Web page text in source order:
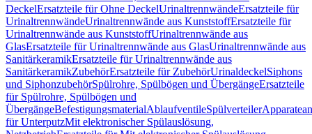
DeckelErsatzteile für Ohne DeckelUrinaltrennwändeErsatzteile für
UrinaltrennwändeUrinaltrennwände aus KunststoffErsatzteile für
Urinaltrennwände aus KunststoffUrinaltrennwände aus
GlasErsatzteile für Urinaltrennwände aus GlasUrinaltrennwände aus
SanitärkeramikErsatzteile für Urinaltrennwände aus
SanitärkeramikZubehörErsatzteile für ZubehörUrinaldeckelSiphons
und SiphonzubehörSpülrohre, Spülbögen und ÜbergängeErsatzteile
für Spülrohre, Spülbögen und
ÜbergängeBefestigungsmaterialAblaufventileSpülverteiler
für UnterputzMit elektronischer Spülauslösung,